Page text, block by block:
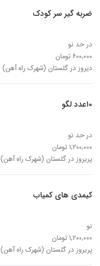
ضربه گیر سر کودک
در حد نو
۶۰۰,۰۰۰ تومان
دیروز در گلستان (شهرک راه آهن)
۱۰عدد لگو
در حد نو
۱,۲۰۰,۰۰۰ تومان
پریروز در گلستان (شهرک راه آهن)
کیمدی های کمیاب
نو
۱,۲۰۰,۰۰۰ تومان
پریروز در گلستان (شهرک راه آهن)